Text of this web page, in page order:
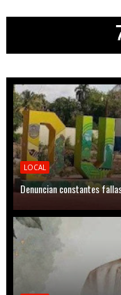
LOCAL
Denuncian constantes